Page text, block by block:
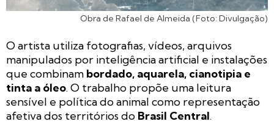
Obra de Rafael de Almeida (Foto: Divulgação)
O artista utiliza fotografias, vídeos, arquivos
manipulados por inteligência artificial e instalações
que combinam bordado, aquarela, cianotipia e
tinta a óleo. O trabalho propõe uma leitura
sensível e política do animal como representação
afetiva dos territórios do Brasil Central.